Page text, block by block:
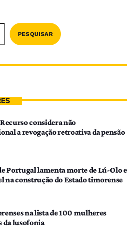
PESQUISAR
considera não
a revogação retroativa da pensão
Portugal lamenta morte de Lú-Olo e
na construção do Estado timorense
na lista de 100 mulheres
da lusofonia